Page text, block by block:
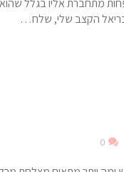
4 שאני פחות מתחברת אליו בגלל
הקצב שלי, שלח…
0